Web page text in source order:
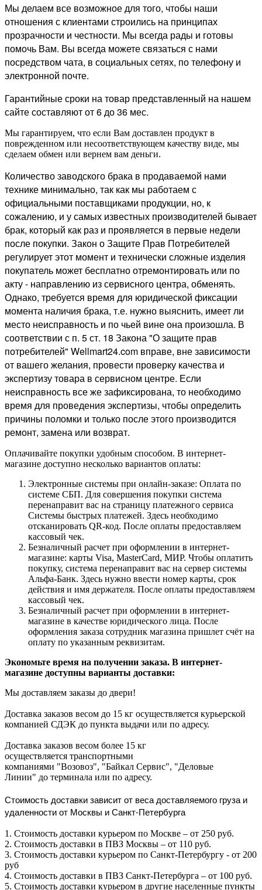
Мы делаем все возможное для того, чтобы наши
отношения с клиентами строились на принципах
прозрачности и честности. Мы всегда рады и готовы
помочь Вам. Вы всегда можете связаться с нами
посредством чата, в социальных сетях, по телефону и
электронной почте.
Гарантийные сроки на товар представленный на нашем
сайте составляют от 6 до 36 мес.
Мы гарантируем, что если Вам доставлен продукт в
поврежденном или несоответствующем качеству виде, мы
сделаем обмен или вернем вам деньги.
Количество заводского брака в продаваемой нами
технике минимально, так как мы работаем с
официальными поставщиками продукции, но, к
сожалению, и у самых известных производителей бывает
брак, который как раз и проявляется в первые недели
после покупки. Закон о Защите Прав Потребителей
регулирует этот момент и технически сложные изделия
покупатель может бесплатно отремонтировать или по
акту - направлению из сервисного центра, обменять.
Однако, требуется время для юридической фиксации
момента наличия брака, т.е. нужно выяснить, имеет ли
место неисправность и по чьей вине она произошла. В
соответствии с п. 5 ст. 18 Закона "О защите прав
потребителей" Wellmart24.com вправе, вне зависимости
от вашего желания, провести проверку качества и
экспертизу товара в сервисном центре. Если
неисправность все же зафиксирована, то необходимо
время для проведения экспертизы, чтобы определить
причины поломки и только после этого производится
ремонт, замена или возврат.
Оплачивайте покупки удобным способом. В интернет-
магазине доступно несколько вариантов оплаты:
Электронные системы при онлайн-заказе: Оплата по
системе СБП. Для совершения покупки система
перенаправит вас на страницу платежного сервиса
Системы быстрых платежей. Здесь необходимо
отсканировать QR-код. После оплаты предоставляем
кассовый чек.
Безналичный расчет при оформлении в интернет-
магазине: карты Visa, MasterCard, МИР. Чтобы оплатить
покупку, система перенаправит вас на сервер системы
Альфа-Банк. Здесь нужно ввести номер карты, срок
действия и имя держателя. После оплаты предоставляем
кассовый чек.
Безналичный расчет при оформлении в интернет-
магазине в качестве юридического лица. После
оформления заказа сотрудник магазина пришлет счёт на
оплату по указанным реквизитам.
Экономьте время на получении заказа. В интернет-
магазине доступны варианты доставки:
Мы доставляем заказы до двери!
Доставка заказов весом до 15 кг осуществляется курьерской
компанией СДЭК до пункта выдачи или по адресу.
Доставка заказов весом более 15 кг
осуществляется транспортными
компаниями "Возовоз", "Байкал Сервис", "Деловые
Линии" до терминала или по адресу.
Стоимость доставки зависит от веса доставляемого груза и
удаленности от Москвы и Санкт-Петербурга
1. Стоимость доставки курьером по Москве – от 250 руб.
2. Стоимость доставки в ПВЗ Москвы – от 110 руб.
3. Стоимость доставки курьером по Санкт-Петербургу - от 200
руб
4. Стоимость доставки в ПВЗ Санкт-Петербурга – от 100 руб.
5. Стоимость доставки курьером в другие населенные пункты